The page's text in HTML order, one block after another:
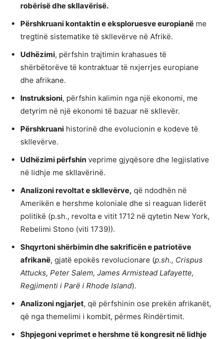
robërisë dhe skllavërisë.
Përshkruani kontaktin e eksploruesve europianë me
tregtinë sistematike të skllevërve në Afrikë.
Udhëzimi, përfshin trajtimin krahasues të
shërbëtorëve të kontraktuar të nxjerrjes europiane
dhe afrikane.
Instruksioni, përfshin kalimin nga një ekonomi, me
detyrim në një ekonomi të bazuar në skllevër.
Përshkruani historinë dhe evolucionin e kodeve të
skllevërve.
Udhëzimi përfshin veprime gjyqësore dhe legjislative
në lidhje me skllavërinë.
Analizoni revoltat e skllevërve, që ndodhën në
Amerikën e hershme koloniale dhe si reaguan liderët
politikë (p.sh., revolta e vitit 1712 në qytetin New York,
Rebelimi Stono (viti 1739)).
Shqyrtoni shërbimin dhe sakrificën e patriotëve
afrikanë, gjatë epokës revolucionare (p.sh., Crispus
Attucks, Peter Salem, James Armistead Lafayette,
Regjimenti i Parë i Rhode Island).
Analizoni ngjarjet, që përfshinin ose prekën afrikanët,
që nga themelimi i kombit, përmes Rindërtimit.
Shpjegoni veprimet e hershme të kongresit në lidhje